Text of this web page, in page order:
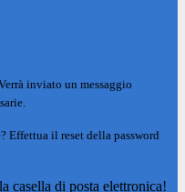
inviato un messaggio
Effettua il reset della password
casella di posta elettronica!